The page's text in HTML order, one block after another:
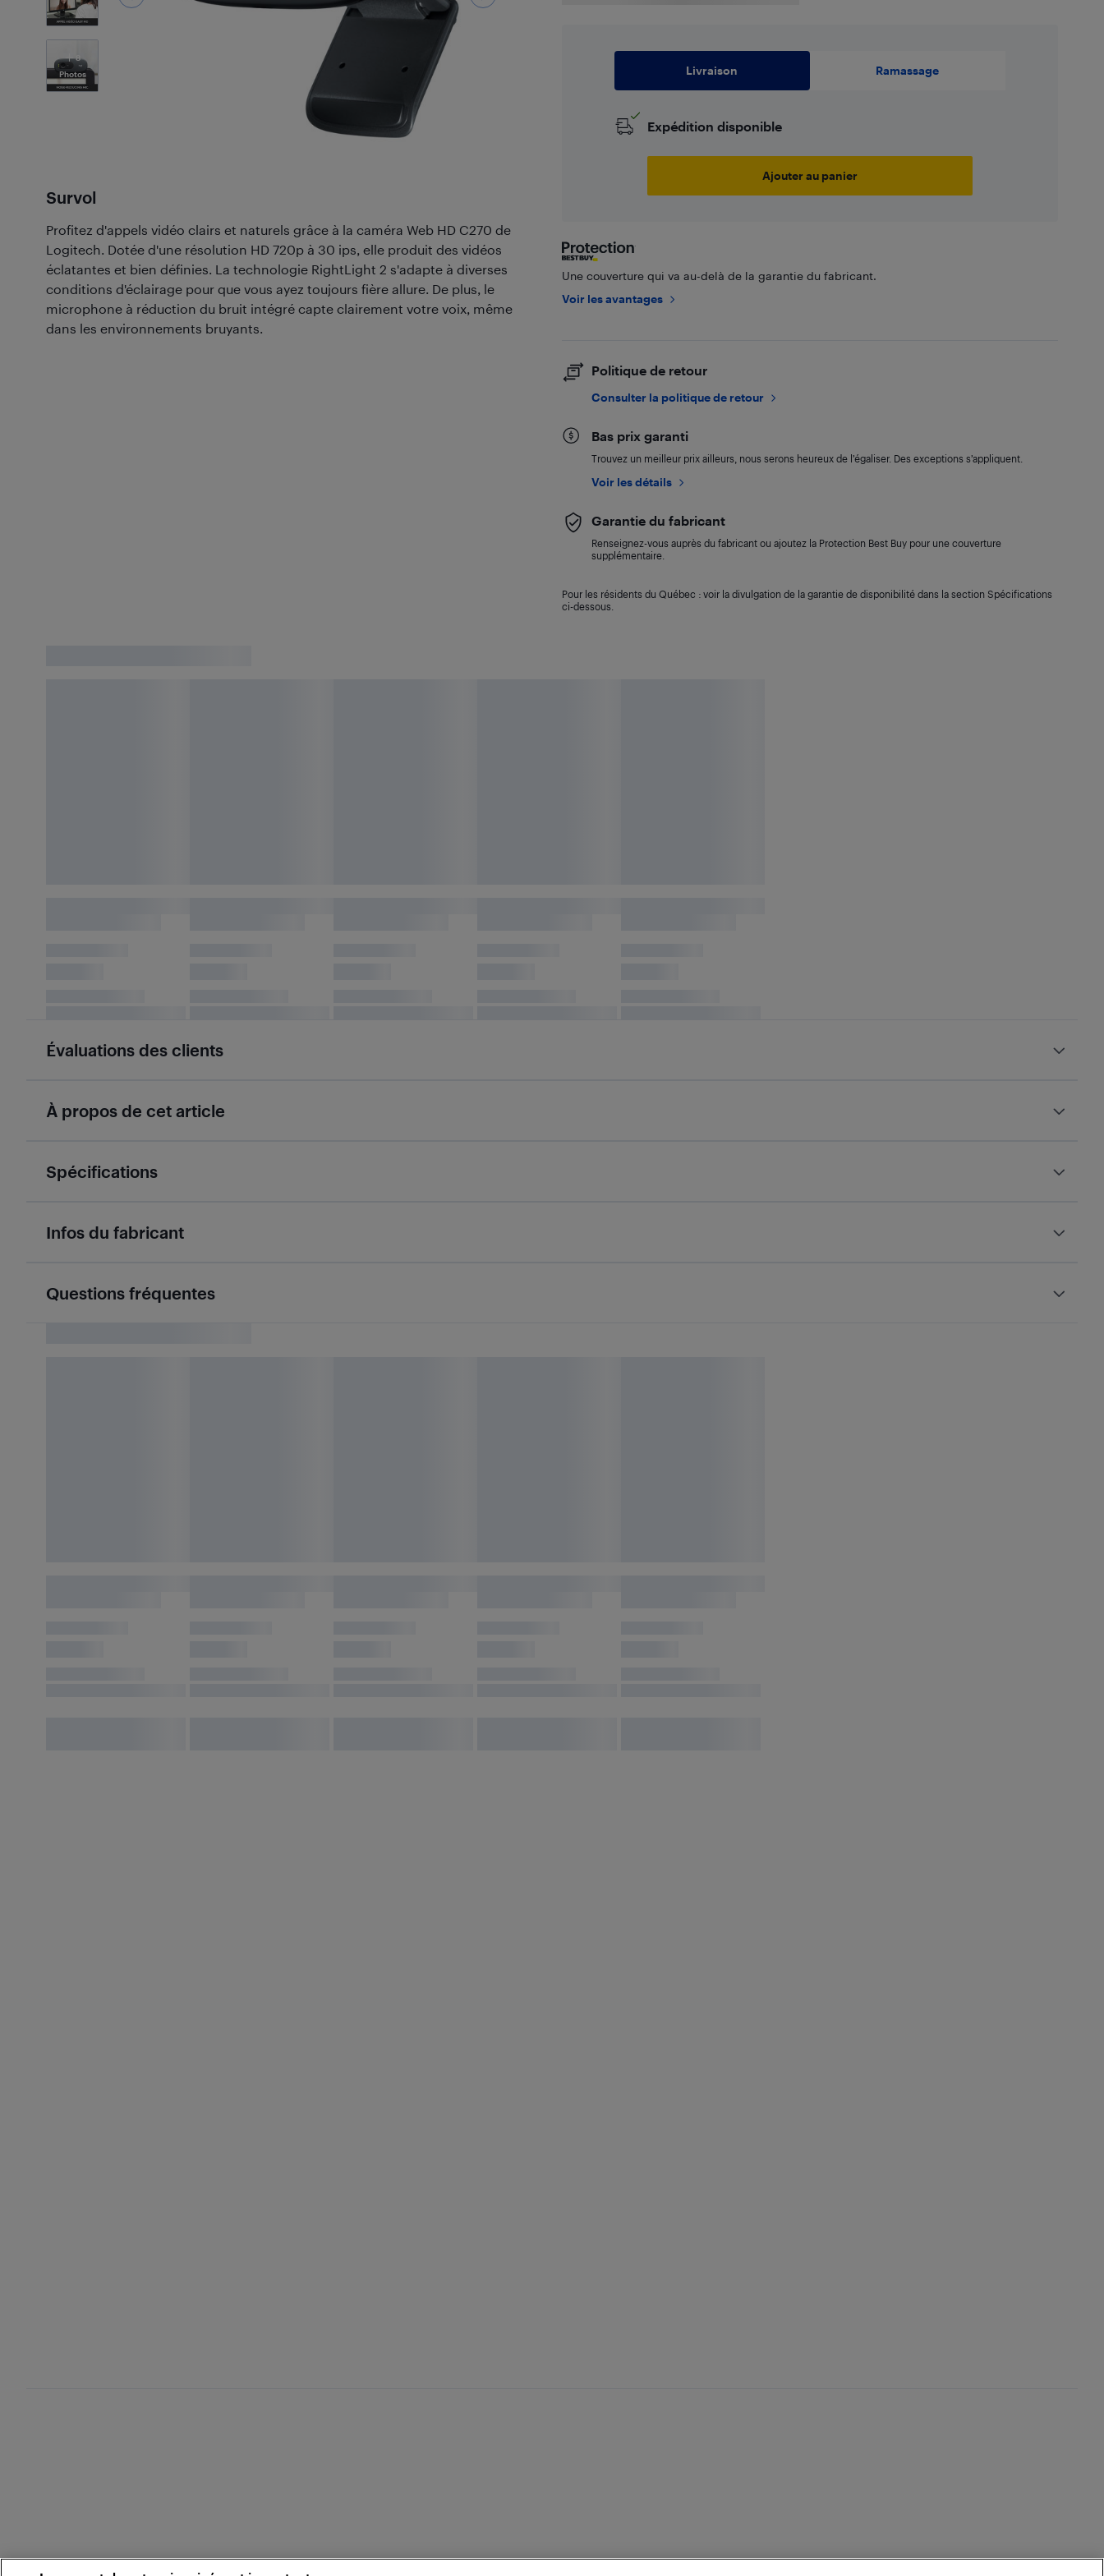
8
Photos
Survol
Profitez d'appels vidéo clairs et naturels grâce à la caméra Web HD C270 de
Logitech. Dotée d'une résolution HD 720p à 30 ips, elle produit des vidéos
éclatantes et bien définies. La technologie RightLight 2 s'adapte à diverses
conditions d'éclairage pour que vous ayez toujours fière allure. De plus, le
microphone à réduction du bruit intégré capte clairement votre voix, même
dans les environnements bruyants.
Livraison Ramassage
Expédition disponible
Ajouter au panier
Une couverture qui va au-delà de la garantie du fabricant.
Voir les avantages
Politique de retour
Consulter la politique de retour
Bas prix garanti
Trouvez un meilleur prix ailleurs, nous serons heureux de l’égaliser. Des exceptions s’appliquent.
Voir les détails
Garantie du fabricant
Renseignez-vous auprès du fabricant ou ajoutez la Protection Best Buy pour une couverture
supplémentaire.
Pour les résidents du Québec : voir la divulgation de la garantie de disponibilité dans la section Spécifications
ci-dessous.
Évaluations des clients
À propos de cet article
Spécifications
Infos du fabricant
Questions fréquentes